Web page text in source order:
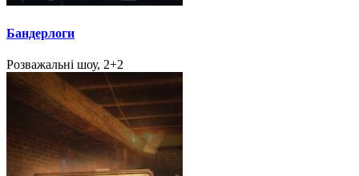
Бандерлоги
Розважальні шоу, 2+2